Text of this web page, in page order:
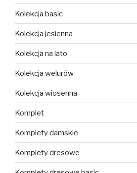
Kolekcja basic
Kolekcja jesienna
Kolekcja na lato
Kolekcja welurów
Kolekcja wiosenna
Komplet
Komplety damskie
Komplety dresowe